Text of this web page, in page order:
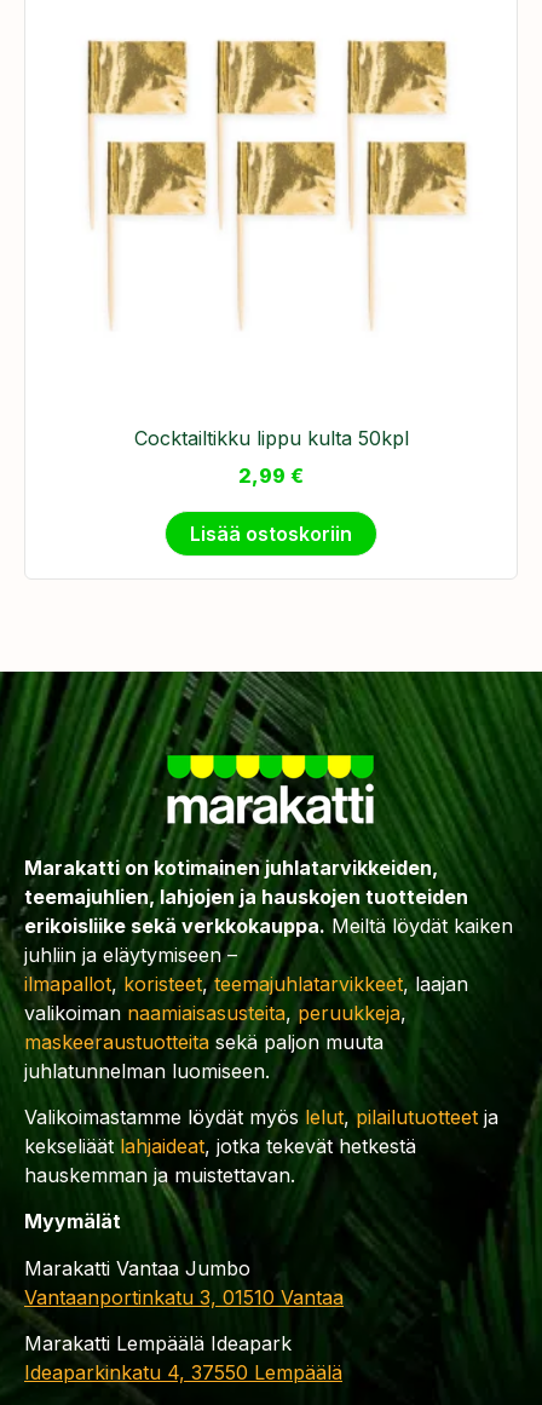
Cocktailtikku lippu kulta 50kpl
2,99 €
Lisää ostoskoriin
Marakatti on kotimainen juhlatarvikkeiden,
teemajuhlien, lahjojen ja hauskojen tuotteiden
erikoisliike sekä verkkokauppa. Meiltä löydät kaiken
juhliin ja eläytymiseen –
ilmapallot, koristeet,teemajuhlatarvikkeet, laajan
valikoiman naamiaisasusteita, peruukkeja,
maskeeraustuotteita sekä paljon muuta
juhlatunnelman luomiseen.
Valikoimastamme löydät myös lelut,pilailutuotteet ja
kekseliäät lahjaideat, jotka tekevät hetkestä
hauskemman ja muistettavan.
Myymälät
Marakatti Vantaa Jumbo
Vantaanportinkatu 3, 01510 Vantaa
Marakatti Lempäälä Ideapark
Ideaparkinkatu 4, 37550 Lempäälä